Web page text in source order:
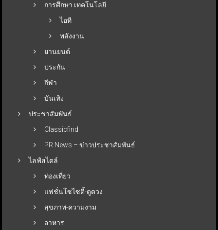
การศึกษา เทคโนโลยี
ไอที
พลังงาน
ยานยนต์
ประกัน
กีฬา
บันเทิง
ประชาสัมพันธ์
Classicfind
PR News – ข่าวประชาสัมพันธ์
ไลฟ์สไตล์
ท่องเที่ยว
แฟชั่นโซไซตี้-ดูดวง
สุขภาพ-ความงาม
อาหาร